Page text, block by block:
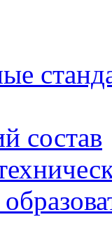
состав